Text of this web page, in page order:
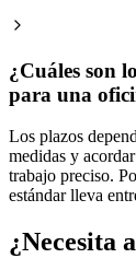
¿Cuáles son
para una
Los plazos
medidas y
trabajo preciso.
estándar lleva
¿Necesita